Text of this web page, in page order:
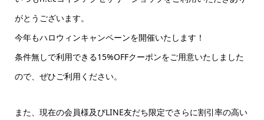
がとうございます。
今年もハロウィンキャンペーンを開催いたします！
条件無しで利用できる15%OFFクーポンをご用意いたしました
ので、ぜひご利用ください。
また、現在の会員様及びLINE友だち限定でさらに割引率の高い